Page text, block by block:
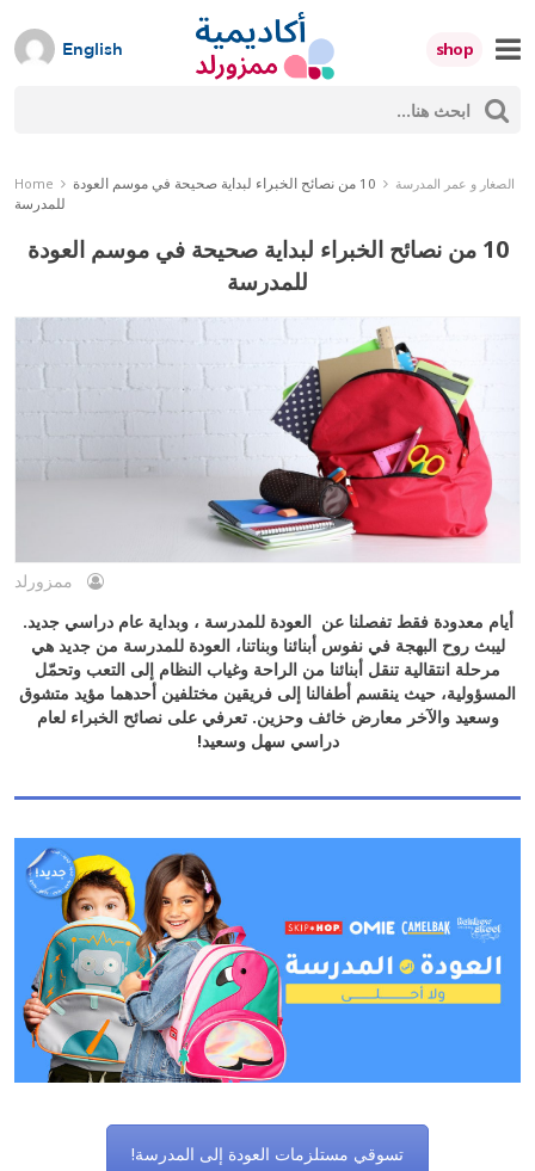
to
content
shop
English
Home الصغار و عمر المدرسة
10 من نصائح الخبراء لبداية صحيحة في موسم العودة
للمدرسة
10 من نصائح الخبراء لبداية صحيحة في موسم العودة
للمدرسة
ممزورلد
أيام معدودة فقط تفصلنا عن العودة للمدرسة ، وبداية عام دراسي جديد.
ليبث روح البهجة في نفوس أبنائنا وبناتنا، العودة للمدرسة من جديد هي
مرحلة انتقالية تنقل أبنائنا من الراحة وغياب النظام إلى التعب وتحمّل
المسؤولية، حيث ينقسم أطفالنا إلى فريقين مختلفين أحدهما مؤيد متشوق
وسعيد والآخر معارض خائف وحزين. تعرفي على نصائح الخبراء لعام
دراسي سهل وسعيد!
تسوقي مستلزمات العودة إلى المدرسة!